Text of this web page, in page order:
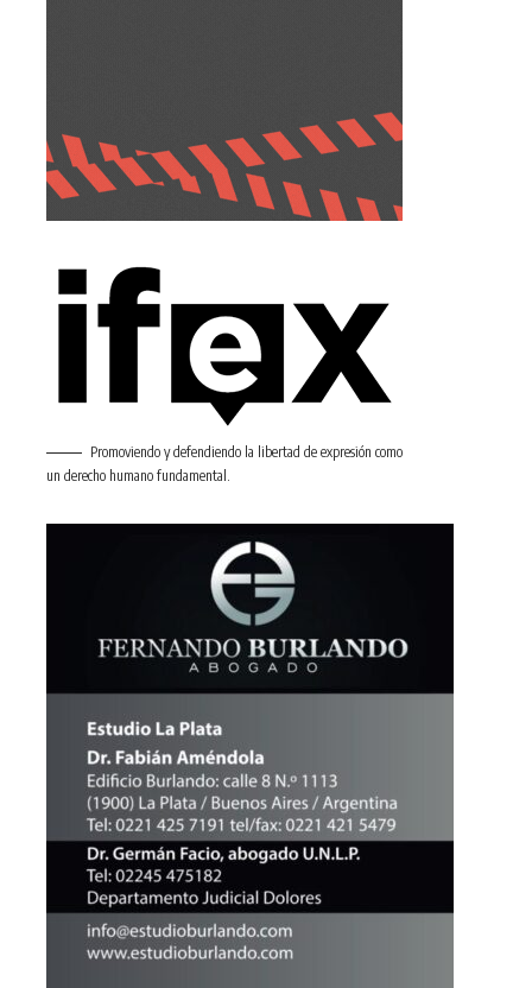
Promoviendo y defendiendo la libertad de expresión como
un derecho humano fundamental.